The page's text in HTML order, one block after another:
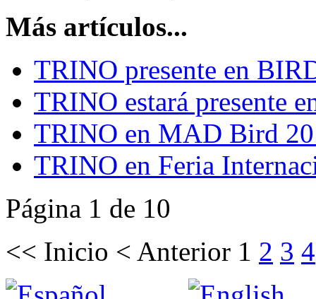
Más artículos...
TRINO presente en
TRINO estará presente
TRINO en MAD Bird
TRINO en Feria
Página 1 de 10
<< Inicio < Anterior 1 2 3 4